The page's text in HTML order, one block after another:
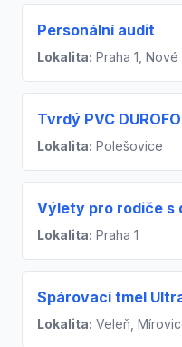
Personální audit
Lokalita: Praha 1,
Tvrdý PVC
Lokalita: Polešovice
Výlety pro rodiče s
Lokalita: Praha 1
Spárovací tmel
Lokalita: Veleň,